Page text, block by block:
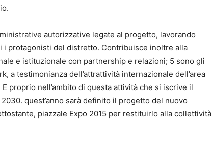
autorizzative legate al progetto, lavorando
protagonisti del distretto. Contribuisce inoltre alla
e istituzionale con partnership e relazioni; 5 sono gli
a testimonianza dell’attrattività internazionale dell’area
proprio nell’ambito di questa attività che si iscrive il
quest’anno sarà definito il progetto del nuovo
piazzale Expo 2015 per restituirlo alla collettività